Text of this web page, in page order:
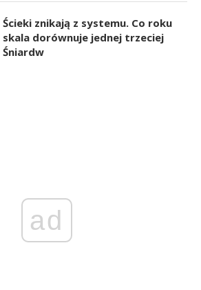
Ścieki znikają z systemu. Co roku
skala dorównuje jednej trzeciej
Śniardw
ad